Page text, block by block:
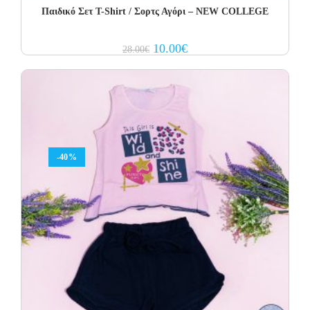
Παιδικό Σετ Τ-Shirt / Σορτς Αγόρι – NEW COLLEGE
28.00€ Original
price
10.00€Current
price
-40%